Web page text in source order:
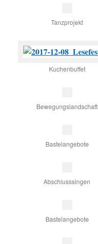
Tanzprojekt
Kuchenbuffet
Bewegungslandschaft
Bastelangebote
Abschlusssingen
Bastelangebote